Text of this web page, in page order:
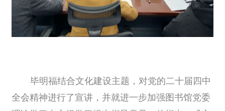
毕明福结合文化建设主题，对党的二十届四中
全会精神进行了宣讲，并就进一步加强图书馆党委